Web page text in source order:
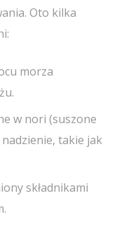
Oto kilka
morza
w nori (suszone
takie jak
składnikami